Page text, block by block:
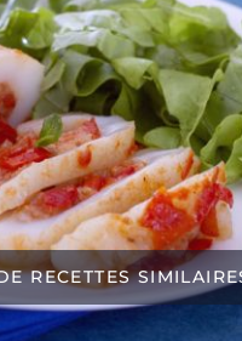
RECETTES